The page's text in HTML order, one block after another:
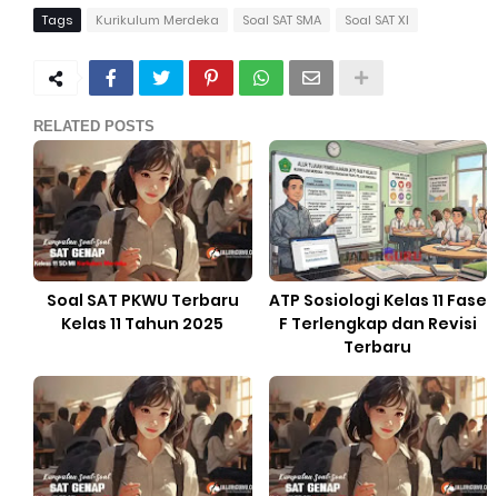
Tags Kurikulum Merdeka Soal SAT SMA Soal SAT XI
RELATED POSTS
Soal SAT PKWU Terbaru
Kelas 11 Tahun 2025
ATP Sosiologi Kelas 11 Fase
F Terlengkap dan Revisi
Terbaru